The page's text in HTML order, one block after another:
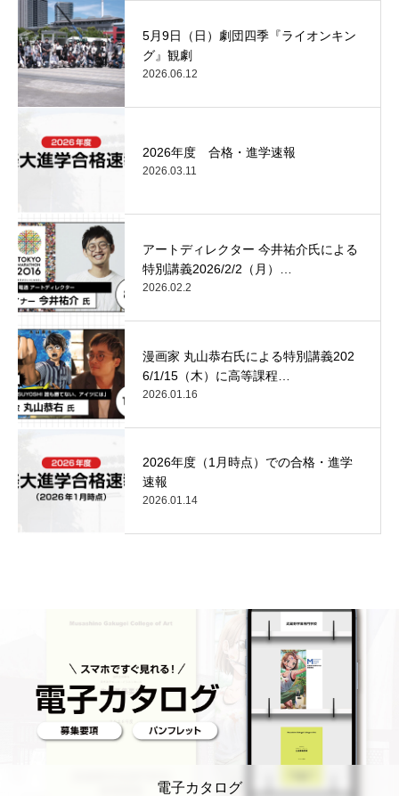
5月9日（日）劇団四季『ライオンキン
グ』観劇
2026.06.12
2026年度 合格・進学速報
2026.03.11
アートディレクター 今井祐介氏による
特別講義2026/2/2（月）…
2026.02.2
漫画家 丸山恭右氏による特別講義202
6/1/15（木）に高等課程…
2026.01.16
2026年度（1月時点）での合格・進学
速報
2026.01.14
電子カタログ